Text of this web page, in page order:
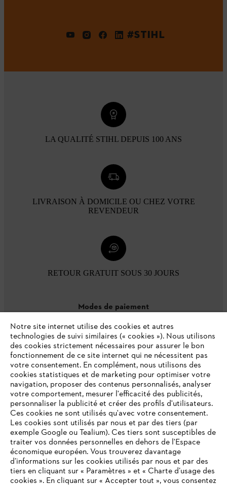
#STIHL
LA QUALITÉ STIHL DEPUIS 100 ANS
LIVRAISON À DOMICILE OU CHEZ VOTRE
REVENDEUR
RETOUR GRATUIT SOUS 30 JOURS
Modes de paiement
L'Entreprise
Questions / Réponses
Notre site internet utilise des cookies et autres
technologies de suivi similaires (« cookies »). Nous utilisons
des cookies strictement nécessaires pour assurer le bon
fonctionnement de ce site internet qui ne nécessitent pas
votre consentement. En complément, nous utilisons des
cookies statistiques et de marketing pour optimiser votre
navigation, proposer des contenus personnalisés, analyser
votre comportement, mesurer l'efficacité des publicités,
personnaliser la publicité et créer des profils d'utilisateurs.
Ces cookies ne sont utilisés qu'avec votre consentement.
Les cookies sont utilisés par nous et par des tiers (par
exemple Google ou Tealium). Ces tiers sont susceptibles de
traiter vos données personnelles en dehors de l'Espace
économique européen. Vous trouverez davantage
d’informations sur les cookies utilisés par nous et par des
tiers en cliquant sur « Paramètres » et « Charte d’usage des
cookies ». En cliquant sur « Accepter tout », vous consentez